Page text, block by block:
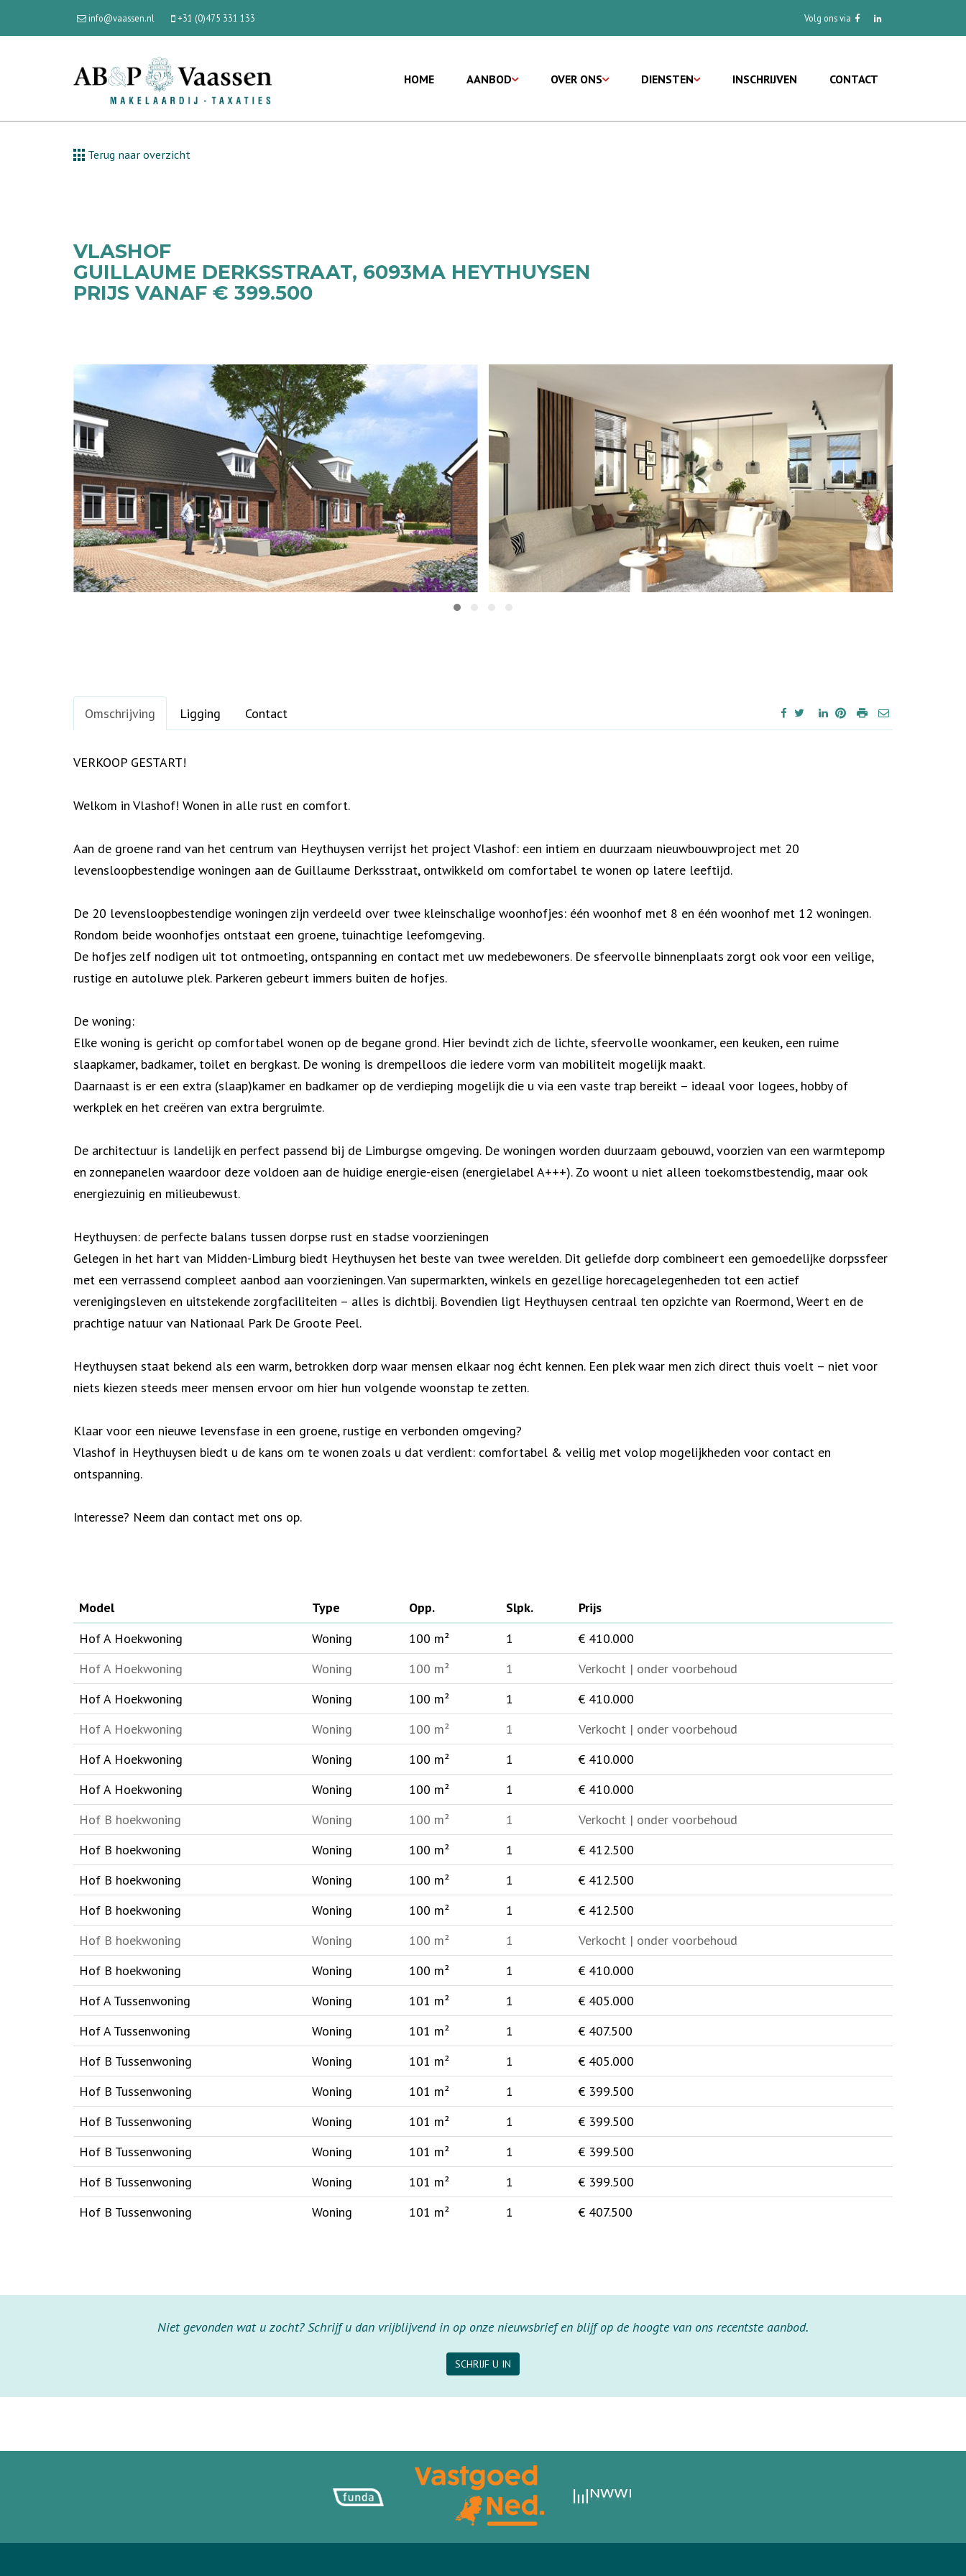
info@vaassen.nl +31 (0)475 331 133 Volg ons via
HOME AANBOD OVER ONS DIENSTEN INSCHRIJVEN CONTACT
Terug naar overzicht
VLASHOF
GUILLAUME DERKSSTRAAT, 6093MA HEYTHUYSEN
PRIJS VANAF € 399.500
Omschrijving Ligging Contact
Omschrijving
VERKOOP GESTART!
Welkom in Vlashof! Wonen in alle rust en comfort.
Aan de groene rand van het centrum van Heythuysen verrijst het project Vlashof: een intiem en duurzaam nieuwbouwproject met 20
levensloopbestendige woningen aan de Guillaume Derksstraat, ontwikkeld om comfortabel te wonen op latere leeftijd.
De 20 levensloopbestendige woningen zijn verdeeld over twee kleinschalige woonhofjes: één woonhof met 8 en één woonhof met 12 woningen.
Rondom beide woonhofjes ontstaat een groene, tuinachtige leefomgeving.
De hofjes zelf nodigen uit tot ontmoeting, ontspanning en contact met uw medebewoners. De sfeervolle binnenplaats zorgt ook voor een veilige,
rustige en autoluwe plek. Parkeren gebeurt immers buiten de hofjes.
De woning:
Elke woning is gericht op comfortabel wonen op de begane grond. Hier bevindt zich de lichte, sfeervolle woonkamer, een keuken, een ruime
slaapkamer, badkamer, toilet en bergkast. De woning is drempelloos die iedere vorm van mobiliteit mogelijk maakt.
Daarnaast is er een extra (slaap)kamer en badkamer op de verdieping mogelijk die u via een vaste trap bereikt – ideaal voor logees, hobby of
werkplek en het creëren van extra bergruimte.
De architectuur is landelijk en perfect passend bij de Limburgse omgeving. De woningen worden duurzaam gebouwd, voorzien van een warmtepomp
en zonnepanelen waardoor deze voldoen aan de huidige energie-eisen (energielabel A+++). Zo woont u niet alleen toekomstbestendig, maar ook
energiezuinig en milieubewust.
Heythuysen: de perfecte balans tussen dorpse rust en stadse voorzieningen
Gelegen in het hart van Midden-Limburg biedt Heythuysen het beste van twee werelden. Dit geliefde dorp combineert een gemoedelijke dorpssfeer
met een verrassend compleet aanbod aan voorzieningen. Van supermarkten, winkels en gezellige horecagelegenheden tot een actief
verenigingsleven en uitstekende zorgfaciliteiten – alles is dichtbij. Bovendien ligt Heythuysen centraal ten opzichte van Roermond, Weert en de
prachtige natuur van Nationaal Park De Groote Peel.
Heythuysen staat bekend als een warm, betrokken dorp waar mensen elkaar nog écht kennen. Een plek waar men zich direct thuis voelt – niet voor
niets kiezen steeds meer mensen ervoor om hier hun volgende woonstap te zetten.
Klaar voor een nieuwe levensfase in een groene, rustige en verbonden omgeving?
Vlashof in Heythuysen biedt u de kans om te wonen zoals u dat verdient: comfortabel & veilig met volop mogelijkheden voor contact en
ontspanning.
Interesse? Neem dan contact met ons op.
Model Type Opp. Slpk.
Prijs
Hof A Hoekwoning
Woning 100 m² 1
€ 410.000
Hof A Hoekwoning
Woning 100 m² 1
Verkocht | onder voorbehoud
Hof A Hoekwoning
Woning 100 m² 1
€ 410.000
Hof A Hoekwoning
Woning 100 m² 1
Verkocht | onder voorbehoud
Hof A Hoekwoning
Woning 100 m² 1
€ 410.000
Hof A Hoekwoning
Woning 100 m² 1
€ 410.000
Hof B hoekwoning
Woning 100 m² 1
Verkocht | onder voorbehoud
Hof B hoekwoning
Woning 100 m² 1
€ 412.500
Hof B hoekwoning
Woning 100 m² 1
€ 412.500
Hof B hoekwoning
Woning 100 m² 1
€ 412.500
Hof B hoekwoning
Woning 100 m² 1
Verkocht | onder voorbehoud
Hof B hoekwoning
Woning 100 m² 1
€ 410.000
Hof A Tussenwoning
Woning 101 m² 1
€ 405.000
Hof A Tussenwoning
Woning 101 m² 1
€ 407.500
Hof B Tussenwoning
Woning 101 m² 1
€ 405.000
Hof B Tussenwoning
Woning 101 m² 1
€ 399.500
Hof B Tussenwoning
Woning 101 m² 1
€ 399.500
Hof B Tussenwoning
Woning 101 m² 1
€ 399.500
Hof B Tussenwoning
Woning 101 m² 1
€ 399.500
Hof B Tussenwoning
Woning 101 m² 1 € 407.500
Niet gevonden wat u zocht? Schrijf u dan vrijblijvend in op onze nieuwsbrief en blijf op de hoogte van ons recentste aanbod.
SCHRIJF U IN